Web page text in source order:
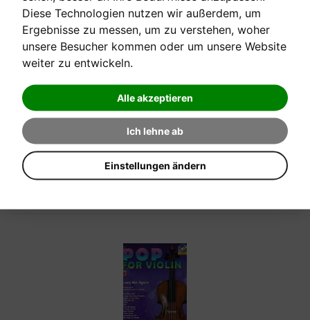
Diese Technologien nutzen wir außerdem, um
Ergebnisse zu messen, um zu verstehen, woher
unsere Besucher kommen oder um unsere Website
weiter zu entwickeln.
Alle akzeptieren
Ich lehne ab
Einstellungen ändern
POP PIANO PLAYLIST 1 - JUST PLAY IT
Verkaufspreis: